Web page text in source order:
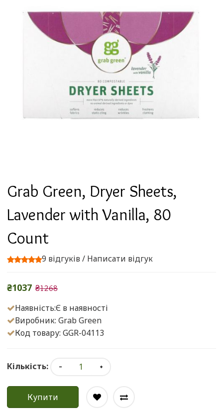
Grab Green, Dryer Sheets,
Lavender with Vanilla, 80
Count
9 відгуків/ Написати відгук
₴1037 ₴1268
Наявність:Є в наявності
Виробник: Grab Green
Код товару: GGR-04113
Кількість:
Купити